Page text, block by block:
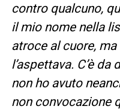
contro qualcuno,
il mio nome nella
atroce al cuore,
l’aspettava. C’è
non ho avuto
non convocazione